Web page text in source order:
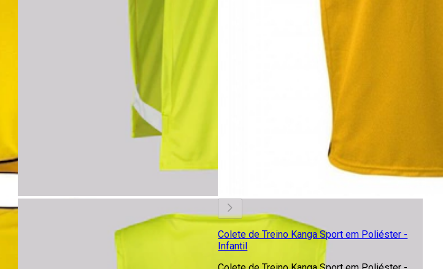
Colete de Treino Kanga Sport em Poliéster -
Infantil